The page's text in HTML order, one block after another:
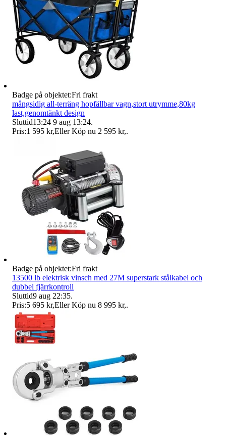
Badge på objektet:Fri frakt
mångsidig all-terräng hopfällbar vagn,stort utrymme,80kg
last,genomtänkt design
Sluttid13:24 9 aug 13:24.
Pris:1 595 kr,Eller Köp nu 2 595 kr,.
Badge på objektet:Fri frakt
13500 lb elektrisk vinsch med 27M superstark stålkabel och
dubbel fjärrkontroll
Sluttid9 aug 22:35.
Pris:5 695 kr,Eller Köp nu 8 995 kr,.